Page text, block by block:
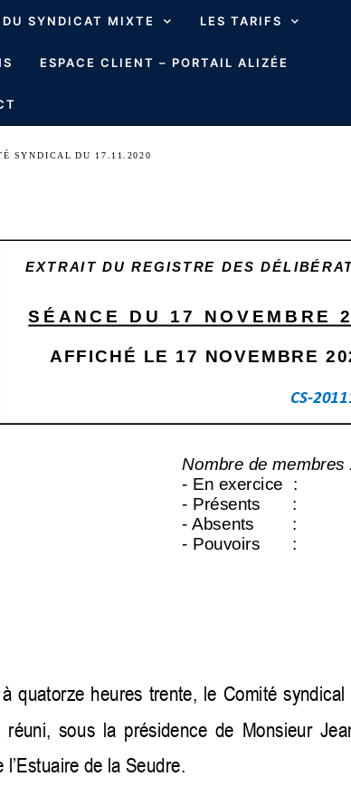
SYNDICAT MIXTE LES TARIFS
ESPACE CLIENT – PORTAIL ALIZÉE